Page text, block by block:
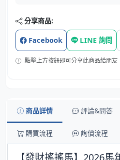
分享商品:
Facebook LINE 詢問
點擊上方按鈕即可分享此商品給朋友
商品詳情 評論&問答
購買流程 詢價流程
【發財搖搖馬】2026